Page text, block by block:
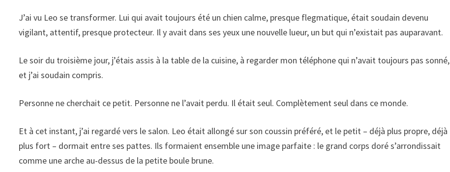
J’ai vu Leo se transformer. Lui qui avait toujours été un chien calme, presque flegmatique, était soudain devenu
vigilant, attentif, presque protecteur. Il y avait dans ses yeux une nouvelle lueur, un but qui n’existait pas auparavant.
Le soir du troisième jour, j’étais assis à la table de la cuisine, à regarder mon téléphone qui n’avait toujours pas sonné,
et j’ai soudain compris.
Personne ne cherchait ce petit. Personne ne l’avait perdu. Il était seul. Complètement seul dans ce monde.
Et à cet instant, j’ai regardé vers le salon. Leo était allongé sur son coussin préféré, et le petit – déjà plus propre, déjà
plus fort – dormait entre ses pattes. Ils formaient ensemble une image parfaite : le grand corps doré s’arrondissait
comme une arche au-dessus de la petite boule brune.